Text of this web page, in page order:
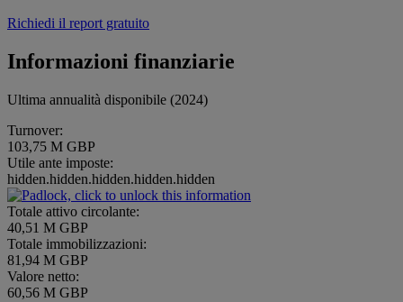
Richiedi il report gratuito
Informazioni finanziarie
Ultima annualità disponibile (2024)
Turnover:
103,75 M GBP
Utile ante imposte:
hidden.hidden.hidden.hidden.hidden
Totale attivo circolante:
40,51 M GBP
Totale immobilizzazioni:
81,94 M GBP
Valore netto:
60,56 M GBP